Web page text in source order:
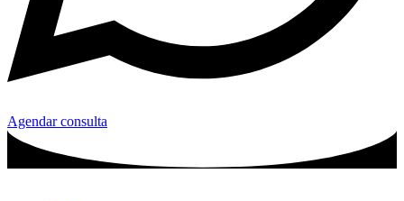
Agendar consulta